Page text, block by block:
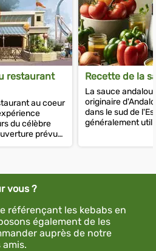
restaurant
au coeur
du célèbre
prévue
Recette de la
La sauce
originaire
dans le sud de
généralement
vous ?
référençant les kebabs en
également de les
auprès de notre